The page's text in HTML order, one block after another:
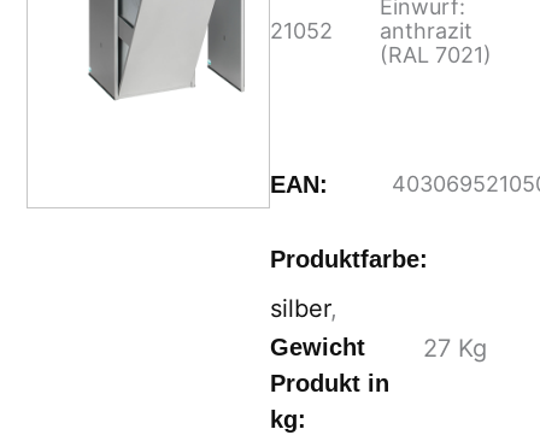
21052
Einwurf:
anthrazit
(RAL 7021)
EAN:
Produktfarbe:
silber,
Gewicht
Produkt in
kg:
27Kg